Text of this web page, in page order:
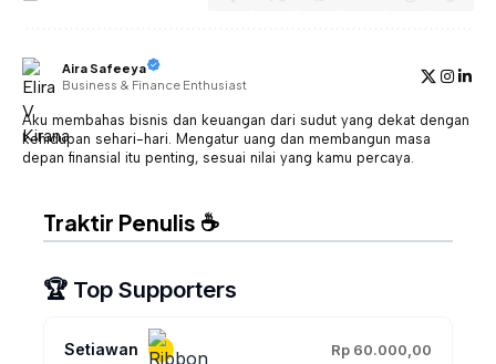
Aira Safeeya
Business & Finance Enthusiast
Aku membahas bisnis dan keuangan dari sudut yang dekat dengan
kehidupan sehari-hari. Mengatur uang dan membangun masa
depan finansial itu penting, sesuai nilai yang kamu percaya.
Traktir Penulis ☕
🏆 Top Supporters
Setiawan Rp 60.000,00